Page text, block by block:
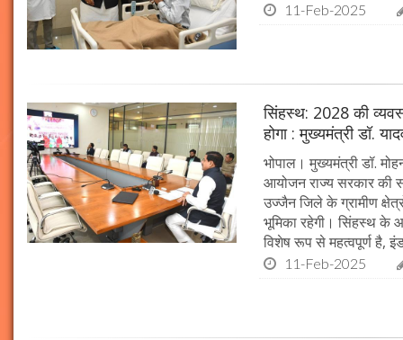
11-Feb-2025
सिंहस्थ: 2028 की
होगा : मुख्यमंत्री डॉ.
भोपाल। मुख्यमंत्री डॉ.
आयोजन राज्य सरकार की
उज्जैन जिले के ग्रामीण
भूमिका रहेगी। सिंहस्थ के
विशेष रूप से महत्वपूर्ण है,
11-Feb-2025